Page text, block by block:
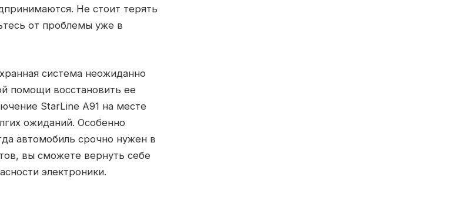
Не стоит терять
от проблемы уже в
система неожиданно
помощи восстановить ее
StarLine A91 на месте
ожиданий. Особенно
автомобиль срочно нужен в
вы сможете вернуть себе
электроники.